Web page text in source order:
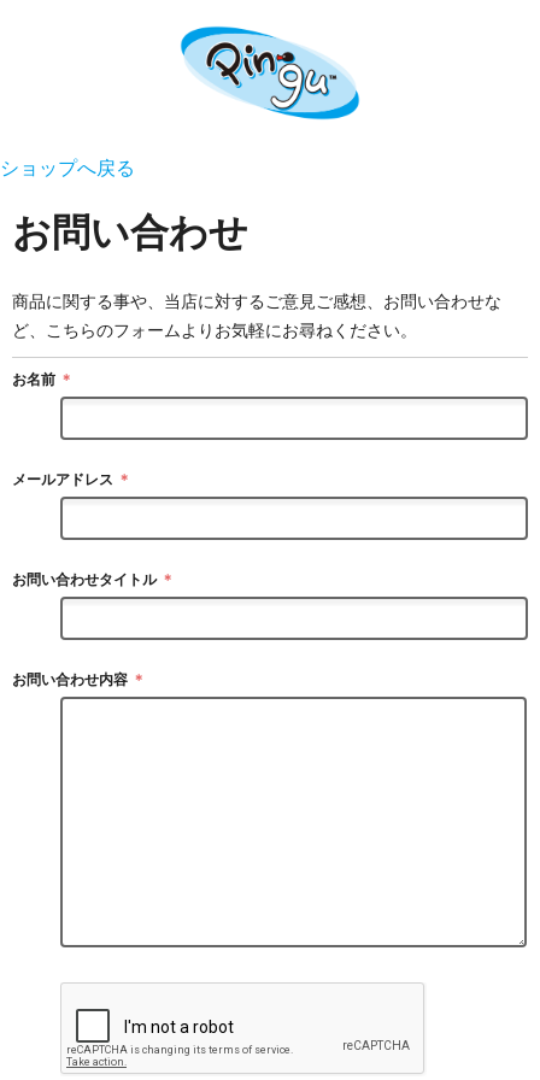
ショップへ戻る
お問い合わせ
商品に関する事や、当店に対するご意見ご感想、お問い合わせな
ど、こちらのフォームよりお気軽にお尋ねください。
お名前 ＊
メールアドレス ＊
お問い合わせタイトル ＊
お問い合わせ内容 ＊